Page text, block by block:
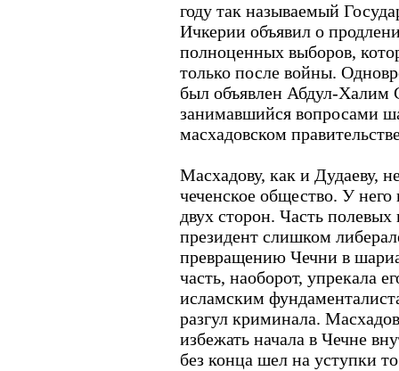
году так называемый
Ичкерии объявил о
полноценных выборов,
только после войны.
был объявлен Абдул-Халим
занимавшийся вопросами
масхадовском
Масхадову, как и Дудаеву,
чеченское общество. У него
двух сторон. Часть
президент слишком
превращению Чечни в
часть, наоборот, упрекала
исламским
разгул криминала.
избежать начала в Чечне
без конца шел на уступки